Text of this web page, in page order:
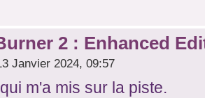
2 : Enhanced
Janvier 2024, 09:57
m'a mis sur la piste.